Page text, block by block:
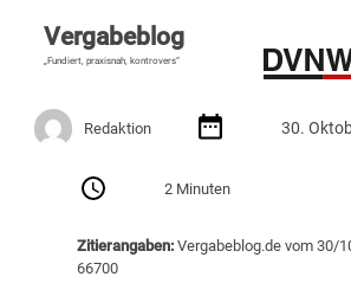
Vergabeblog
„Fundiert, praxisnah, kontrovers“
Redaktion 30.
2 Minuten
Zitierangaben:Vergabeblog.de vom 30/
66700